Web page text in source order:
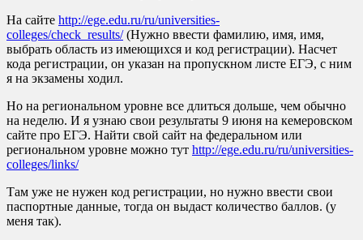
На сайте http://ege.edu.ru/ru/universities-
colleges/check_results/(Нужно ввести фамилию, имя, имя,
выбрать область из имеющихся и код регистрации). Насчет
кода регистрации, он указан на пропускном листе ЕГЭ, с ним
я на экзамены ходил.
Но на региональном уровне все длиться дольше, чем обычно
на неделю. И я узнаю свои результаты 9 июня на кемеровском
сайте про ЕГЭ. Найти свой сайт на федеральном или
региональном уровне можно тут http://ege.edu.ru/ru/universities-
colleges/links/
Там уже не нужен код регистрации, но нужно ввести свои
паспортные данные, тогда он выдаст количество баллов. (у
меня так).